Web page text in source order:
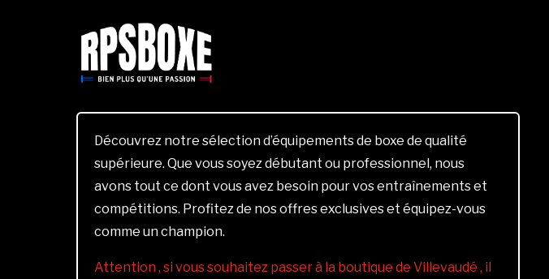
Découvrez notre sélection d’équipements de boxe de qualité
supérieure. Que vous soyez débutant ou professionnel, nous
avons tout ce dont vous avez besoin pour vos entraînements et
compétitions. Profitez de nos offres exclusives et équipez-vous
comme un champion.
Attention , si vous souhaitez passer à la boutique de Villevaudé , il